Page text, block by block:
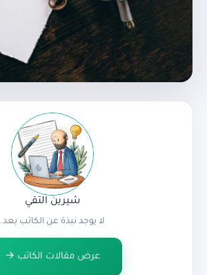
شيرين التقي
لا يوجد نبذة عن الكاتب بعد.
عرض مقالات الكاتب →